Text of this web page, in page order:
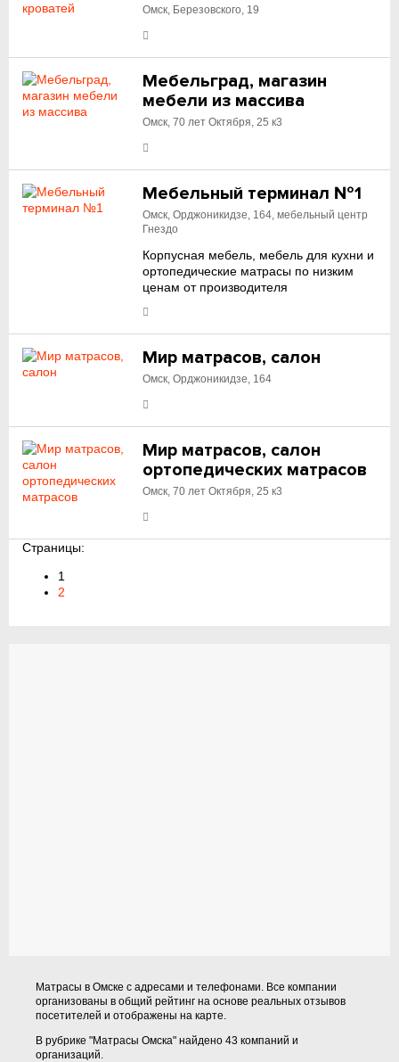
Омск, Березовского, 19
Мебельград, магазин
мебели из массива
Омск, 70 лет Октября, 25 к3
Мебельный терминал №1
Омск, Орджоникидзе, 164, мебельный центр
Гнездо
Корпусная мебель, мебель для кухни и
ортопедические матрасы по низким
ценам от производителя
Мир матрасов, салон
Омск, Орджоникидзе, 164
Мир матрасов, салон
ортопедических матрасов
Омск, 70 лет Октября, 25 к3
Страницы:
1
2
Матрасы в Омске с адресами и телефонами. Все компании
организованы в общий рейтинг на основе реальных отзывов
посетителей и отображены на карте.
В рубрике "Матрасы Омска" найдено 43 компаний и
организаций.